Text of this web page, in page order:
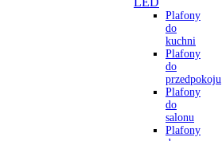
Plafony
do
kuchni
Plafony
do
przedpokoju
Plafony
do
salonu
Plafony